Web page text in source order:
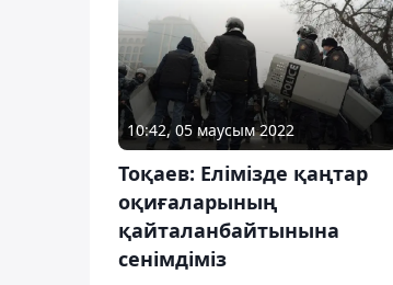
10:42, 05 маусым 2022
Тоқаев: Елімізде қаңтар
оқиғаларының
қайталанбайтынына
сенімдіміз